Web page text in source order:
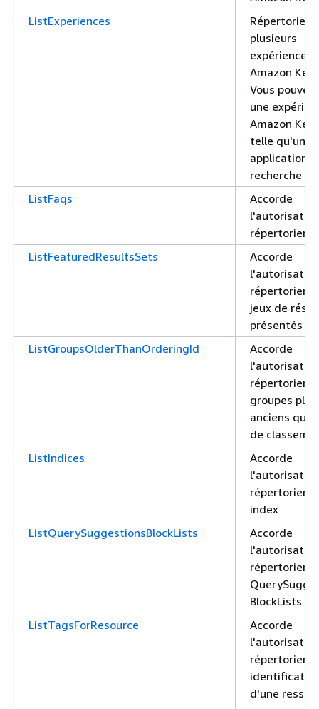
ListExperiences
Répertorie
plusieurs
expériences
Amazon
Vous pouvez
une
Amazon
telle qu'une
application
recherche
ListFaqs
Accorde
répertorier
ListFeaturedResultsSets
Accorde
répertorier
jeux de
présentés
ListGroupsOlderThanOrderingId
Accorde
répertorier
groupes plus
anciens
de
ListIndices
Accorde
répertorier
index
ListQuerySuggestionsBlockLists
Accorde
répertorier
BlockLists
ListTagsForResource
Accorde
répertorier
d'une